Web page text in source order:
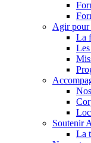
Agir pour
La
Soutenir
La